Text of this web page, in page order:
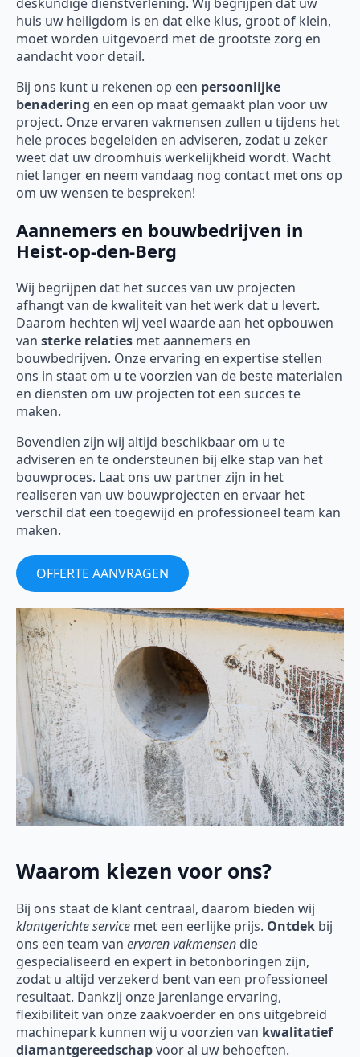
huis uw heiligdom is en dat elke klus, groot of klein,
moet worden uitgevoerd met de grootste zorg en
aandacht voor detail.
Bij ons kunt u rekenen op een persoonlijke
benadering en een op maat gemaakt plan voor uw
project. Onze ervaren vakmensen zullen u tijdens het
hele proces begeleiden en adviseren, zodat u zeker
weet dat uw droomhuis werkelijkheid wordt. Wacht
niet langer en neem vandaag nog contact met ons op
om uw wensen te bespreken!
Aannemers en bouwbedrijven in
Heist-op-den-Berg
Wij begrijpen dat het succes van uw projecten
afhangt van de kwaliteit van het werk dat u levert.
Daarom hechten wij veel waarde aan het opbouwen
van sterke relaties met aannemers en
bouwbedrijven. Onze ervaring en expertise stellen
ons in staat om u te voorzien van de beste materialen
en diensten om uw projecten tot een succes te
maken.
Bovendien zijn wij altijd beschikbaar om u te
adviseren en te ondersteunen bij elke stap van het
bouwproces. Laat ons uw partner zijn in het
realiseren van uw bouwprojecten en ervaar het
verschil dat een toegewijd en professioneel team kan
maken.
OFFERTE AANVRAGEN
Waarom kiezen voor ons?
Bij ons staat de klant centraal, daarom bieden wij
klantgerichte service met een eerlijke prijs. Ontdek bij
ons een team van ervaren vakmensen die
gespecialiseerd en expert in betonboringen zijn,
zodat u altijd verzekerd bent van een professioneel
resultaat. Dankzij onze jarenlange ervaring,
flexibiliteit van onze zaakvoerder en ons uitgebreid
machinepark kunnen wij u voorzien van kwalitatief
diamantgereedschapvoor al uw behoeften.